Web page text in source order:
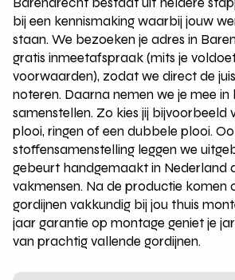
bij een kennismaking waarbij jouw
staan. We bezoeken je adres in
gratis inmeetafspraak (mits je
voorwaarden), zodat we direct de
noteren. Daarna nemen we je mee in
samenstellen. Zo kies jij bijvoorbeeld
plooi, ringen of een dubbele plooi.
stoffensamenstelling leggen we
gebeurt handgemaakt in Nederland
vakmensen. Na de productie komen
gordijnen vakkundig bij jou thuis
jaar garantie op montage geniet je
van prachtig vallende gordijnen.